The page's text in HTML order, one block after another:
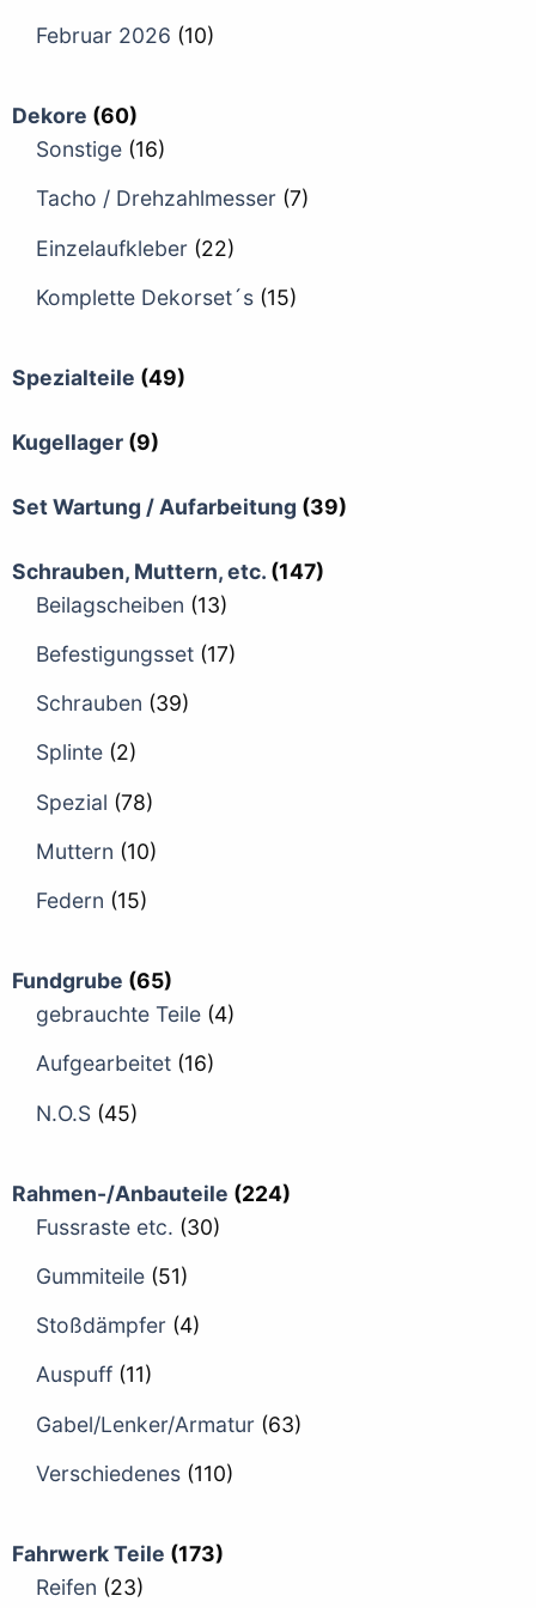
Februar 2026 (10)
Dekore (60)
Sonstige (16)
Tacho / Drehzahlmesser (7)
Einzelaufkleber (22)
Komplette Dekorset´s (15)
Spezialteile (49)
Kugellager (9)
Set Wartung / Aufarbeitung (39)
Schrauben, Muttern, etc. (147)
Beilagscheiben (13)
Befestigungsset (17)
Schrauben (39)
Splinte (2)
Spezial (78)
Muttern (10)
Federn (15)
Fundgrube (65)
gebrauchte Teile (4)
Aufgearbeitet (16)
N.O.S (45)
Rahmen-/Anbauteile (224)
Fussraste etc. (30)
Gummiteile (51)
Stoßdämpfer (4)
Auspuff (11)
Gabel/Lenker/Armatur (63)
Verschiedenes (110)
Fahrwerk Teile (173)
Reifen (23)